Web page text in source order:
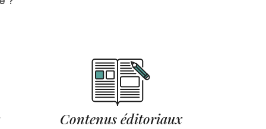
Contenus éditoriaux